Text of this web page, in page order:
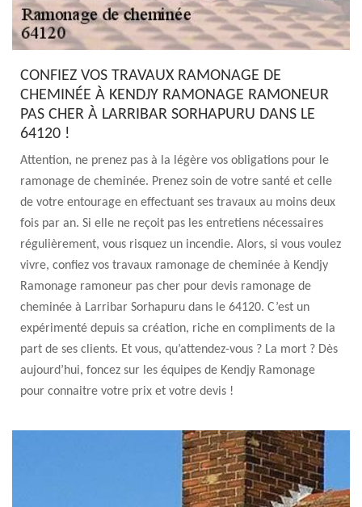
CONFIEZ VOS TRAVAUX RAMONAGE DE
CHEMINÉE À KENDJY RAMONAGE RAMONEUR
PAS CHER À LARRIBAR SORHAPURU DANS LE
64120 !
Attention, ne prenez pas à la légère vos obligations pour le
ramonage de cheminée. Prenez soin de votre santé et celle
de votre entourage en effectuant ses travaux au moins deux
fois par an. Si elle ne reçoit pas les entretiens nécessaires
régulièrement, vous risquez un incendie. Alors, si vous voulez
vivre, confiez vos travaux ramonage de cheminée à Kendjy
Ramonage ramoneur pas cher pour devis ramonage de
cheminée à Larribar Sorhapuru dans le 64120. C’est un
expérimenté depuis sa création, riche en compliments de la
part de ses clients. Et vous, qu’attendez-vous ? La mort ? Dès
aujourd’hui, foncez sur les équipes de Kendjy Ramonage
pour connaitre votre prix et votre devis !